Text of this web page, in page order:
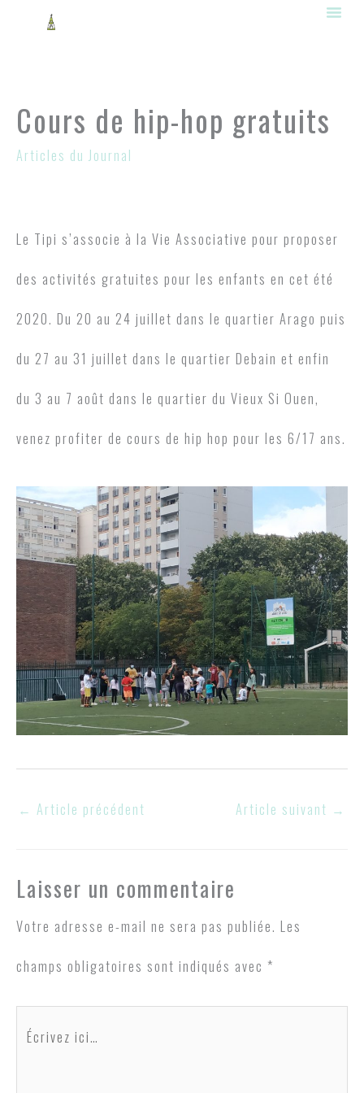
Cours de hip-hop gratuits
Articles du Journal
Le Tipi s’associe à la Vie Associative pour proposer
des activités gratuites pour les enfants en cet été
2020. Du 20 au 24 juillet dans le quartier Arago puis
du 27 au 31 juillet dans le quartier Debain et enfin
du 3 au 7 août dans le quartier du Vieux Si Ouen,
venez profiter de cours de hip hop pour les 6/17 ans.
← Article précédent Article suivant →
Laisser un commentaire
Votre adresse e-mail ne sera pas publiée. Les
champs obligatoires sont indiqués avec *
Écrivez